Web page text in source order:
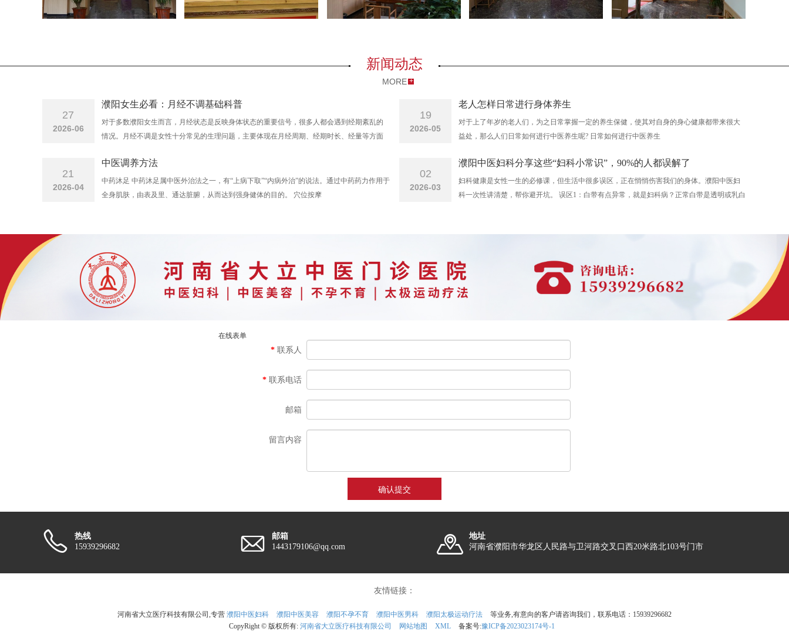
新闻动态
MORE
27
2026-06
濮阳女生必看：月经不调基础科普
对于多数濮阳女生而言，月经状态是反映身体状态的重要信号，很多人都会遇到经期紊乱的
情况。月经不调是女性十分常见的生理问题，主要体现在月经周期、经期时长、经量等方面
护。
19
2026-05
老人怎样日常进行身体养生
对于上了年岁的老人们，为之日常掌握一定的养生保健，使其对自身的身心健康都带来很大
益处，那么人们日常如何进行中医养生呢? 日常如何进行中医养生
21
2026-04
中医调养方法
中药沐足 中药沐足属中医外治法之一，有“上病下取”“内病外治”的说法。通过中药药力作用于
全身肌肤，由表及里、通达脏腑，从而达到强身健体的目的。 穴位按摩
02
2026-03
濮阳中医妇科分享这些“妇科小常识”，90%的人都误解了
妇科健康是女性一生的必修课，但生活中很多误区，正在悄悄伤害我们的身体。濮阳中医妇
科​一次性讲清楚，帮你避开坑。 误区1：白带有点异常，就是妇科病？正常白带是透明或乳白
在线表单
* 联系人
* 联系电话
邮箱
留言内容
热线
15939296682
邮箱
1443179106@qq.com
地址
河南省濮阳市华龙区人民路与卫河路交叉口西20米路北103号门市
友情链接：
河南省大立医疗科技有限公司,专营 濮阳中医妇科 濮阳中医美容 濮阳不孕不育 濮阳中医男科 濮阳太极运动疗法
等业务,有意向的客户请咨询我们，联系电话：15939296682
CopyRight © 版权所有: 河南省大立医疗科技有限公司 网站地图 XML 备案号:豫ICP备2023023174号-1